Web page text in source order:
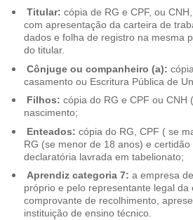
Titular: cópia de RG e CPF, ou
com apresentação da carteira de
dados e folha de registro na mesma
do titular.
Cônjuge ou companheiro (a):
casamento ou Escritura Pública de
Filhos: cópia do RG e CPF ou
nascimento;
Enteados: cópia do RG, CPF ( se
RG (se menor de 18 anos) e
declaratória lavrada em tabelionato;
Aprendiz categoria 7: a empresa
próprio e pelo representante legal
comprovante de recolhimento,
instituição de ensino técnico.